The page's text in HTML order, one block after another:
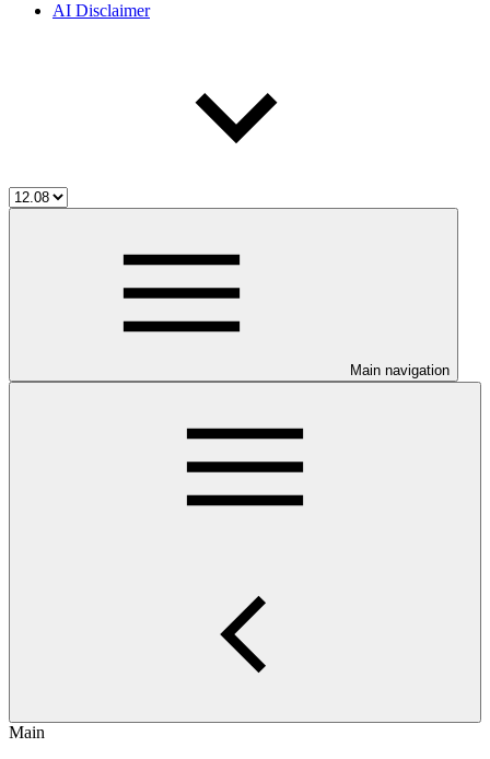
AI Disclaimer
Main navigation
Main